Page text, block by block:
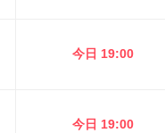
今日 19:00
今日 19:00